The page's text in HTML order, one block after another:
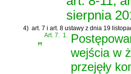
sierpnia
4) art. 7 i art. 8 ustawy z dnia 19
„Art. 7. 1.
wejścia w
przejęły